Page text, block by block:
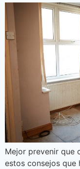
Mejor prevenir que
estos consejos que